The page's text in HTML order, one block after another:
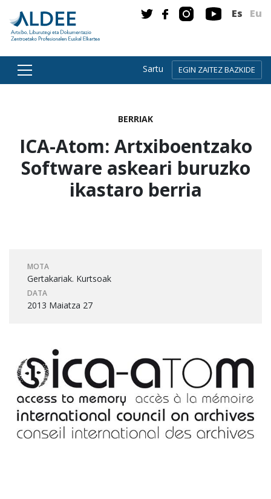
Es Eu
Sartu EGIN ZAITEZ BAZKIDE
BERRIAK
ICA-Atom: Artxiboentzako
Software askeari buruzko
ikastaro berria
MOTA
Gertakariak. Kurtsoak
DATA
2013 Maiatza 27